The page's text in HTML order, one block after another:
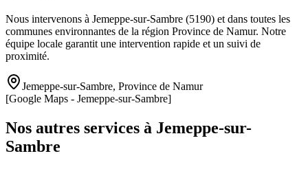
Nous intervenons à Jemeppe-sur-Sambre (5190) et dans toutes les
communes environnantes de la région Province de Namur. Notre
équipe locale garantit une intervention rapide et un suivi de
proximité.
Jemeppe-sur-Sambre, Province de Namur
[Google Maps - Jemeppe-sur-Sambre]
Nos autres services à Jemeppe-sur-
Sambre